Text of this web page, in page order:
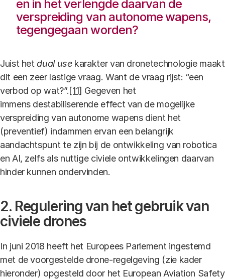
en in het verlengde daarvan de
verspreiding van autonome wapens,
tegengegaan worden?
Juist hetdual usekarakter van dronetechnologie maakt
dit een zeer lastige vraag. Want de vraag rijst: “een
verbod op wat?”.[11] Gegeven het
immens destabiliserende effect van de mogelijke
verspreiding van autonome wapens dient het
(preventief) indammen ervan een belangrijk
aandachtspunt te zijn bij de ontwikkeling van robotica
en AI, zelfs als nuttige civiele ontwikkelingen daarvan
hinder kunnen ondervinden.
2. Regulering van het gebruik van
civiele drones
In juni 2018 heeft het Europees Parlement ingestemd
met de voorgestelde drone-regelgeving (zie kader
hieronder) opgesteld door het European Aviation Safety